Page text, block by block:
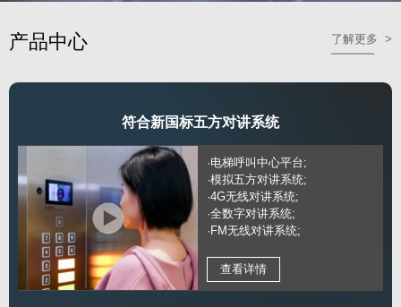
产品中心 了解更多 >
符合新国标五方对讲系统
·电梯呼叫中心平台;
·模拟五方对讲系统;
·4G无线对讲系统;
·全数字对讲系统;
·FM无线对讲系统;
查看详情